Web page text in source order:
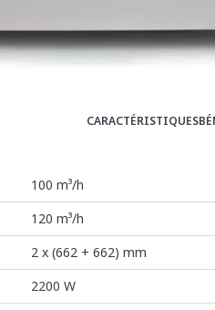
CARACTÉRISTIQUES
100 m³/h
120 m³/h
2 x (662 + 662) mm
2200 W